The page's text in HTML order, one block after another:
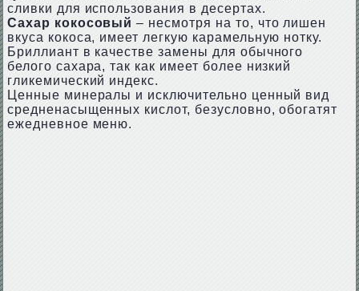
сливки для использования в десертах.
Сахар кокосовый – несмотря на то, что лишен
вкуса кокоса, имеет легкую карамельную нотку.
Бриллиант в качестве замены для обычного
белого сахара, так как имеет более низкий
гликемический индекс.
Ценные минералы и исключительно ценный вид
средненасыщенных кислот, безусловно, обогатят
ежедневное меню.